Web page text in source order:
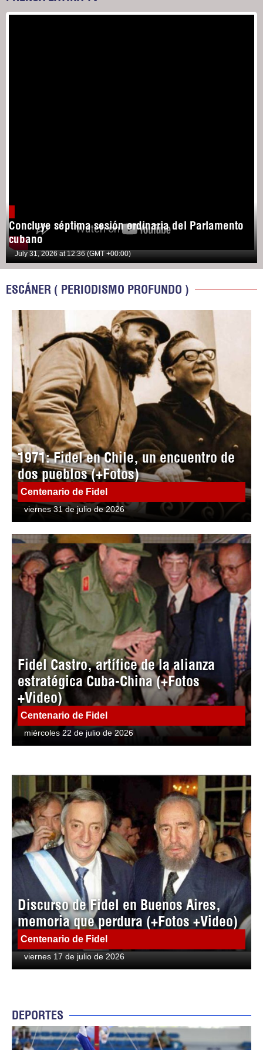
Concluye séptima sesión ordinaria del Parlamento
cubano
July 31, 2026 at 12:36 (GMT +00:00)
ESCÁNER ( PERIODISMO PROFUNDO )
1971: Fidel en Chile, un encuentro de
dos pueblos (+Fotos)
Centenario de Fidel
viernes 31 de julio de 2026
Fidel Castro, artífice de la alianza
estratégica Cuba-China (+Fotos
+Video)
Centenario de Fidel
miércoles 22 de julio de 2026
Discurso de Fidel en Buenos Aires,
memoria que perdura (+Fotos +Video)
Centenario de Fidel
viernes 17 de julio de 2026
DEPORTES